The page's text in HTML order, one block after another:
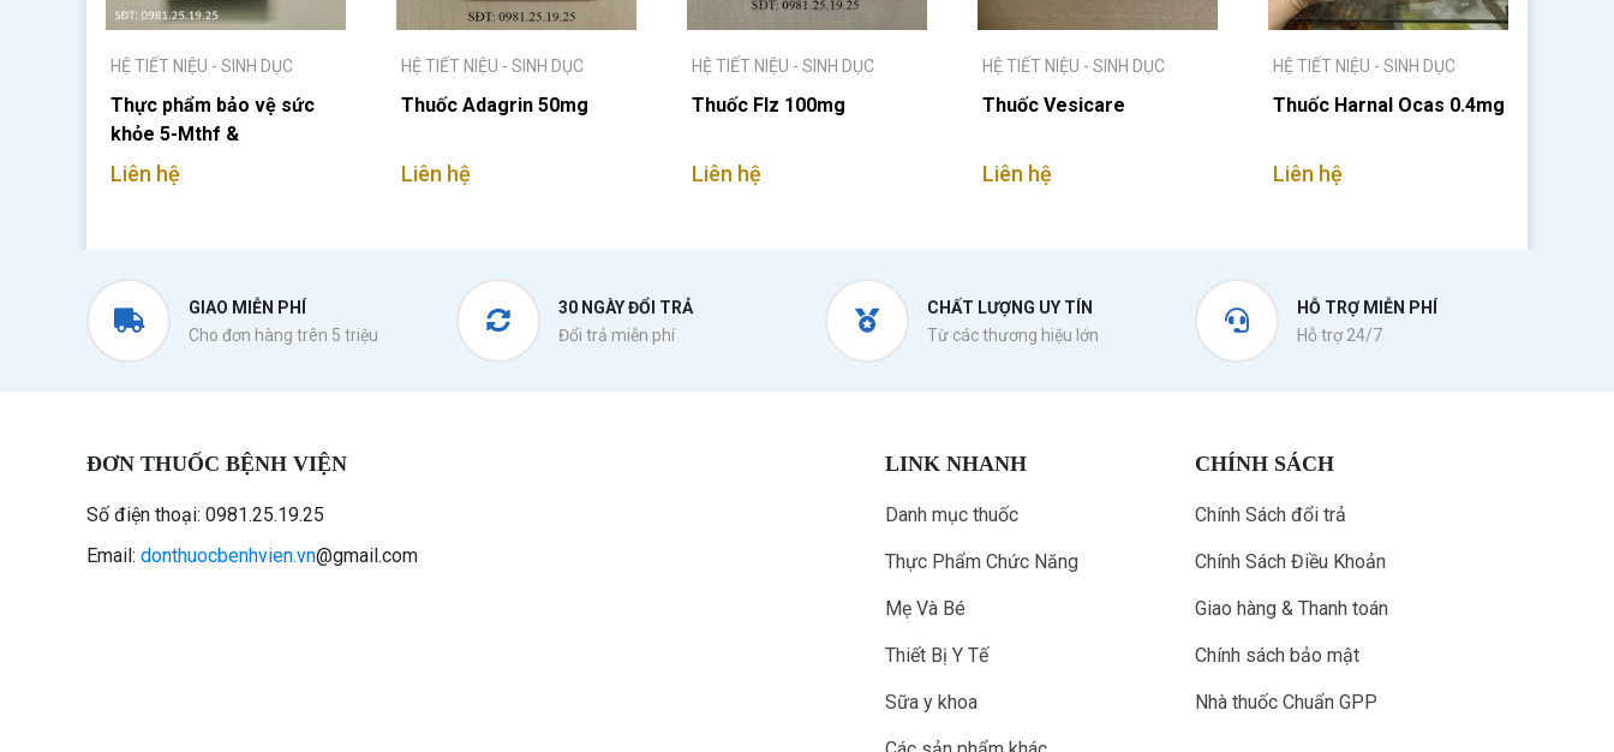
HỆ TIẾT NIỆU - SINH DỤC
Thực phẩm bảo vệ sức
khỏe 5-Mthf &
Multivitamins
Liên hệ
HỆ TIẾT NIỆU - SINH DỤC
Thuốc Adagrin 50mg
Liên hệ
HỆ TIẾT NIỆU - SINH DỤC
Thuốc Flz 100mg
Liên hệ
HỆ TIẾT NIỆU - SINH DỤC
Thuốc Vesicare
Liên hệ
HỆ TIẾT NIỆU - SINH DỤC
Thuốc Harnal Ocas 0.4mg
Liên hệ
GIAO MIỄN PHÍ
Cho đơn hàng trên 5 triệu
30 NGÀY ĐỔI TRẢ
Đổi trả miễn phí
CHẤT LƯỢNG UY TÍN
Từ các thương hiệu lớn
HỖ TRỢ MIỄN PHÍ
Hỗ trợ 24/7
ĐƠN THUỐC BỆNH VIỆN
Số điện thoại: 0981.25.19.25
Email: donthuocbenhvien.vn@gmail.com
LINK NHANH
Danh mục thuốc
Thực Phẩm Chức Năng
Mẹ Và Bé
Thiết Bị Y Tế
Sữa y khoa
CHÍNH SÁCH
Chính Sách đổi trả
Chính Sách Điều Khoản
Giao hàng & Thanh toán
Chính sách bảo mật
Nhà thuốc Chuẩn GPP